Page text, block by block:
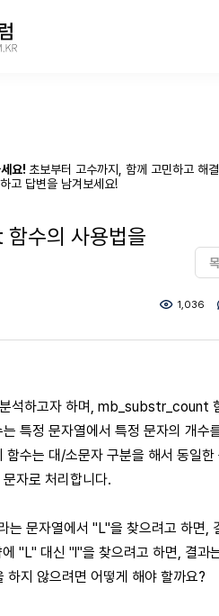
요! 초보부터 고수까지, 함께 고민하고 해
고 답변을 남겨보세요!
수의 사용법을
1,036
석하고자 하며, mb_substr_count
특정 문자열에서 특정 문자의 개수
함수는 대/소문자 구분을 해서 동일한
자로 처리합니다.
문자열에서 "L"을 찾으려고 하면,
"L" 대신 "l"을 찾으려고 하면, 결과
하지 않으려면 어떻게 해야 할까요?